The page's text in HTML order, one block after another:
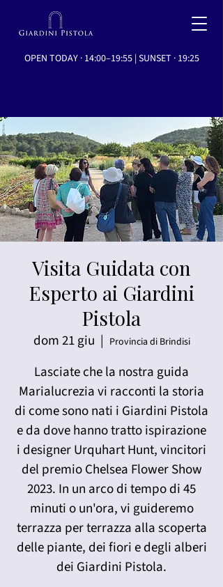
OPEN TODAY · 14:00–19:55 | SUNSET · 19:25
Visita Guidata con
Esperto ai Giardini
Pistola
dom 21 giu
  |
Provincia di Brindisi
Lasciate che la nostra guida
Marialucrezia vi racconti la storia
di come sono nati i Giardini Pistola
e da dove hanno tratto ispirazione
i designer Urquhart Hunt, vincitori
del premio Chelsea Flower Show
2023. In un arco di tempo di 45
minuti o un'ora, vi guideremo
terrazza per terrazza alla scoperta
delle piante, dei fiori e degli alberi
dei Giardini Pistola.